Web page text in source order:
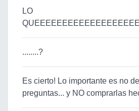
LO
........?
Es cierto! Lo importante es no
preguntas... y NO comprarlas